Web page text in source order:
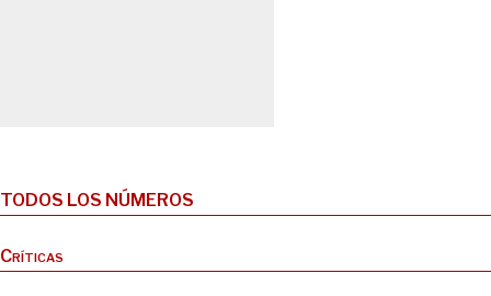
TODOS LOS NÚMEROS
Críticas